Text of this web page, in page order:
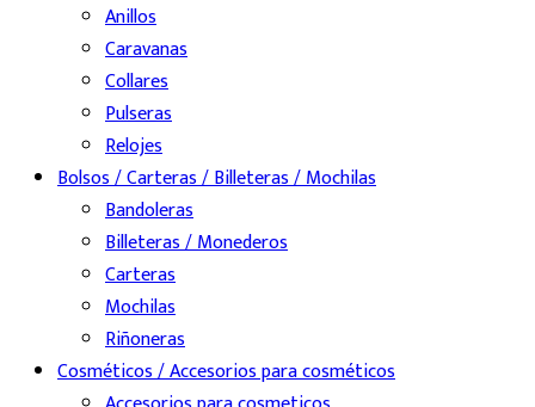
Anillos
Caravanas
Collares
Pulseras
Relojes
Bolsos / Carteras / Billeteras / Mochilas
Bandoleras
Billeteras / Monederos
Carteras
Mochilas
Riñoneras
Cosméticos / Accesorios para cosméticos